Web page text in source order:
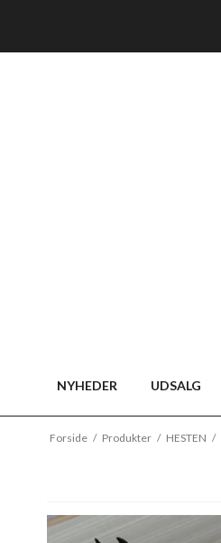
NYHEDER UDSALG
Forside / Produkter / HESTEN /